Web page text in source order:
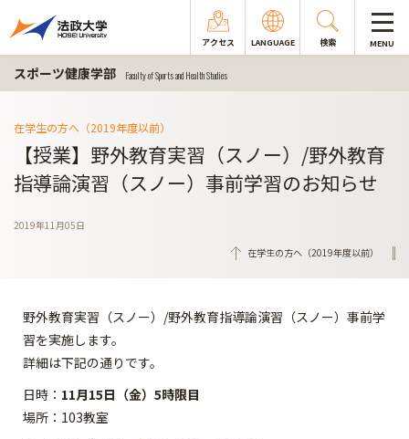
アクセス LANGUAGE 検索 MENU
スポーツ健康学部 Faculty of Sports and Health Studies
在学生の方へ（2019年度以前）
【授業】野外教育実習（スノー）/野外教育
指導論演習（スノー）事前学習のお知らせ
2019年11月05日
在学生の方へ（2019年度以前）
野外教育実習（スノー）/野外教育指導論演習（スノー）事前学
習を実施します。
詳細は下記の通りです。
日時： 11月15日（金）5時限目
場所：103教室